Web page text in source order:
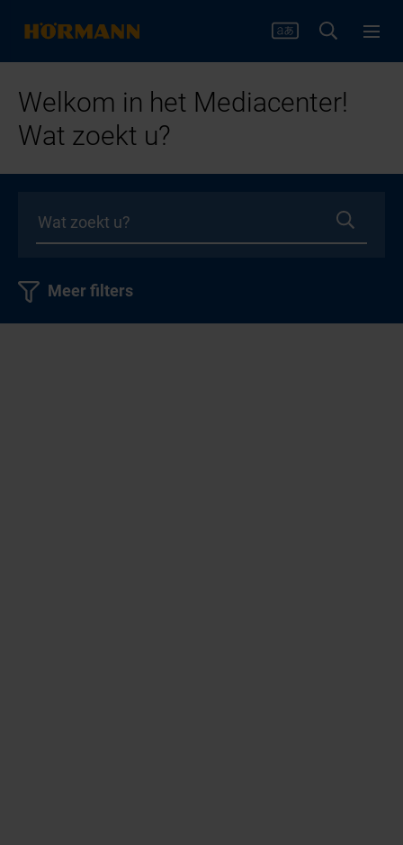
Welkom in het Mediacenter!
Wat zoekt u?
Meer filters